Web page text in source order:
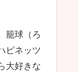
籠球（ろ
ピネッツ
大好きな